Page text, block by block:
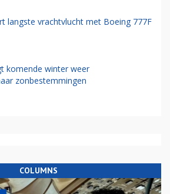
langste vrachtvlucht met Boeing 777F
komende winter weer
zonbestemmingen
COLUMNS